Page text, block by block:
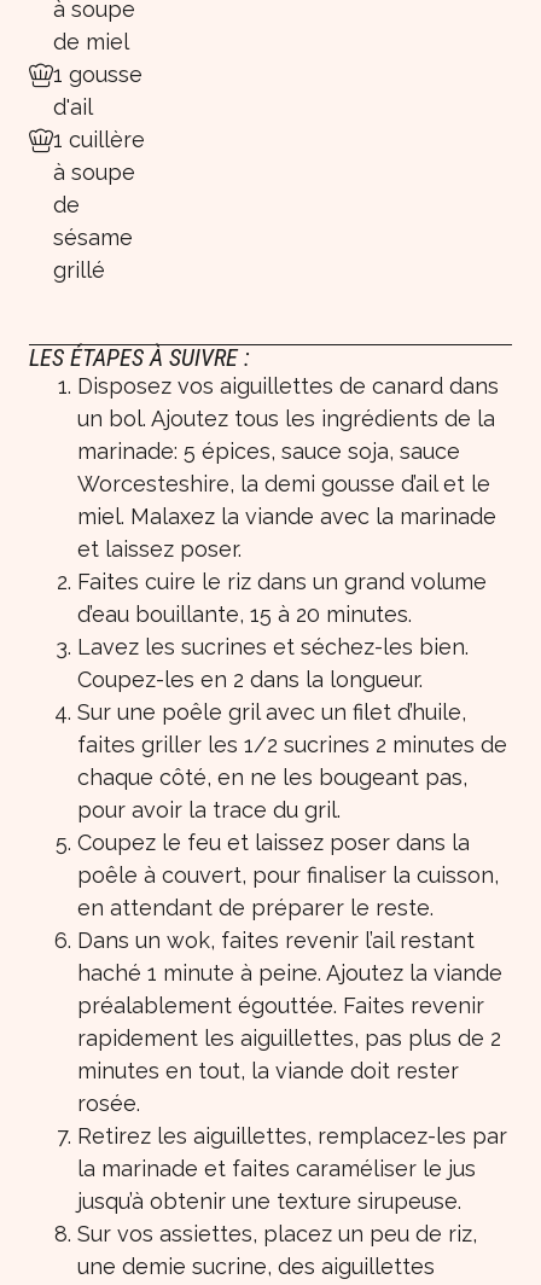
à soupe
de miel
1 gousse
d'ail
1 cuillère
à soupe
de
sésame
grillé
LES ÉTAPES À SUIVRE :
Disposez vos aiguillettes de canard dans
un bol. Ajoutez tous les ingrédients de la
marinade: 5 épices, sauce soja, sauce
Worcesteshire, la demi gousse d’ail et le
miel. Malaxez la viande avec la marinade
et laissez poser.
Faites cuire le riz dans un grand volume
d’eau bouillante, 15 à 20 minutes.
Lavez les sucrines et séchez-les bien.
Coupez-les en 2 dans la longueur.
Sur une poêle gril avec un filet d’huile,
faites griller les 1/2 sucrines 2 minutes de
chaque côté, en ne les bougeant pas,
pour avoir la trace du gril.
Coupez le feu et laissez poser dans la
poêle à couvert, pour finaliser la cuisson,
en attendant de préparer le reste.
Dans un wok, faites revenir l’ail restant
haché 1 minute à peine. Ajoutez la viande
préalablement égouttée. Faites revenir
rapidement les aiguillettes, pas plus de 2
minutes en tout, la viande doit rester
rosée.
Retirez les aiguillettes, remplacez-les par
la marinade et faites caraméliser le jus
jusqu’à obtenir une texture sirupeuse.
Sur vos assiettes, placez un peu de riz,
une demie sucrine, des aiguillettes